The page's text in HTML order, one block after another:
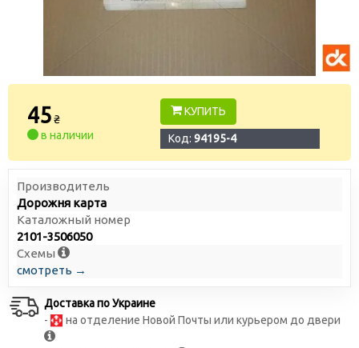
45₴
в наличии
КУПИТЬ
Код: 94195-4
Производитель
Дорожня карта
Каталожный номер
2101-3506050
Схемы
смотреть →
Доставка по Украине
-
на отделение Новой Почты или курьером до двери